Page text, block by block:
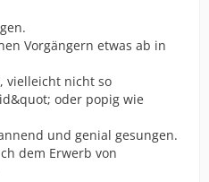
Vorgängern etwas ab in
vielleicht nicht so
oder popig wie
und genial gesungen.
dem Erwerb von